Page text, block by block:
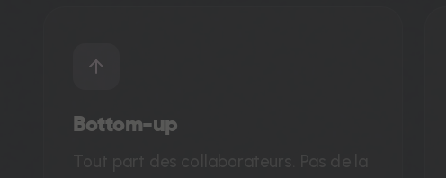
Bottom-up